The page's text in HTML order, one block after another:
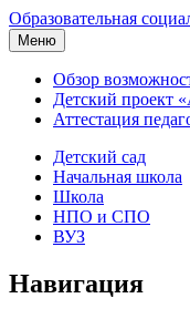
Образовательная
Меню
Обзор
Детский проект
Аттестация
Детский сад
Начальная школа
Школа
НПО и СПО
ВУЗ
Навигация